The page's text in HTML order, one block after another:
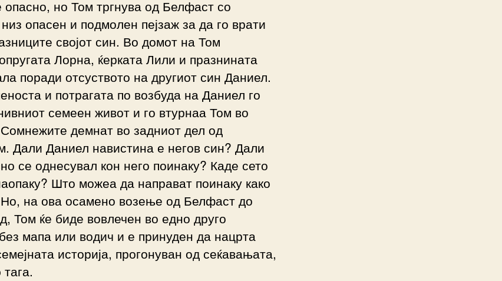
опасно, но Том тргнува од Белфаст со
опасен и подмолен пејзаж за да го врати
својот син. Во домот на Том
Лорна, ќерката Лили и празнината
поради отсуството на другиот син Даниел.
и потрагата по возбуда на Даниел го
семеен живот и го втурнаа Том во
демнат во задниот дел од
Дали Даниел навистина е негов син? Дали
се однесувал кон него поинаку? Каде сето
Што можеа да направат поинаку како
на ова осамено возење од Белфаст до
Том ќе биде вовлечен во едно друго
мапа или водич и е принуден да нацрта
историја, прогонуван од сеќавањата,